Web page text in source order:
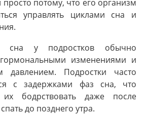
потому, что его организм
управлять циклами сна и
сна у подростков обычно
изменениями и
давлением. Подростки часто
с задержками фаз сна, что
их бодрствовать даже после
до позднего утра.